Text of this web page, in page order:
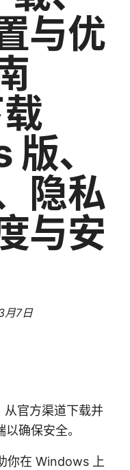
与优
、
隐私
与安
月7日
官方渠道下载并
确保安全。
你在 Windows 上